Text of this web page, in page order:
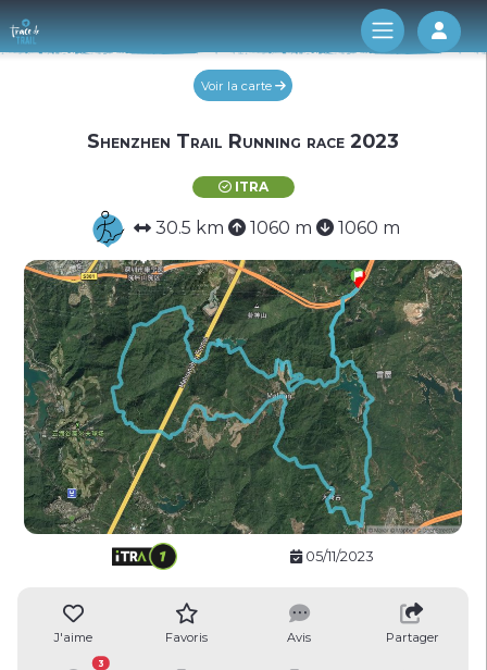
Log
Voir la carte
Shenzhen Trail Running race 2023
ITRA
30.5 km 1060 m 1060 m
05/11/2023
J'aime Favoris Avis Partager
3